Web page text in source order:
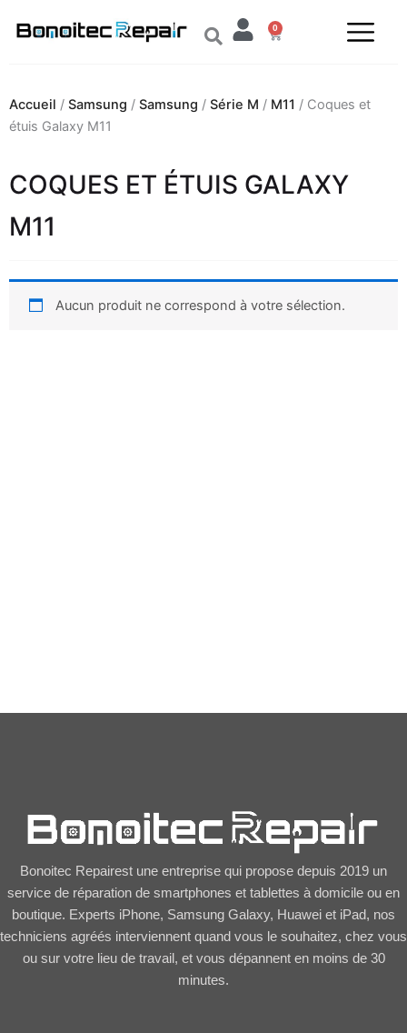
0
Panier
Accueil / Samsung / Samsung / Série M / M11 / Coques et
étuis Galaxy M11
COQUES ET ÉTUIS GALAXY
M11
Aucun produit ne correspond à votre sélection.
Bonoitec Repairest une entreprise qui propose depuis 2019 un
service de réparation de smartphones et tablettes à domicile ou en
boutique. Experts iPhone, Samsung Galaxy, Huawei et iPad, nos
techniciens agréés interviennent quand vous le souhaitez, chez vous
ou sur votre lieu de travail, et vous dépannent en moins de 30
minutes.